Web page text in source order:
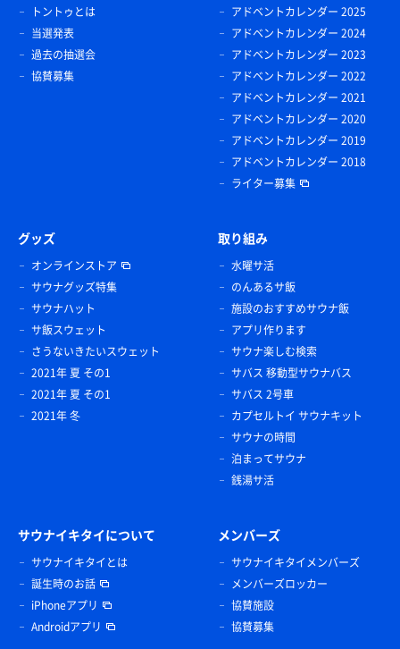
トントゥとは
当選発表
過去の抽選会
協賛募集
アドベントカレンダー 2025
アドベントカレンダー 2024
アドベントカレンダー 2023
アドベントカレンダー 2022
アドベントカレンダー 2021
アドベントカレンダー 2020
アドベントカレンダー 2019
アドベントカレンダー 2018
ライター募集
グッズ
オンラインストア
サウナグッズ特集
サウナハット
サ飯スウェット
さうないきたいスウェット
2021年 夏 その1
2021年 夏 その1
2021年 冬
取り組み
水曜サ活
のんあるサ飯
施設のおすすめサウナ飯
アプリ作ります
サウナ楽しむ検索
サバス 移動型サウナバス
サバス 2号車
カプセルトイ サウナキット
サウナの時間
泊まってサウナ
銭湯サ活
サウナイキタイについて
サウナイキタイとは
誕生時のお話
iPhoneアプリ
Androidアプリ
メンバーズ
サウナイキタイメンバーズ
メンバーズロッカー
協賛施設
協賛募集